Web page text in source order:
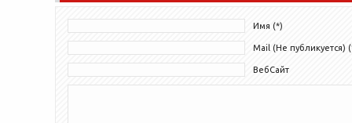
Имя (*)
Mail (Не публикуется)
ВебСайт